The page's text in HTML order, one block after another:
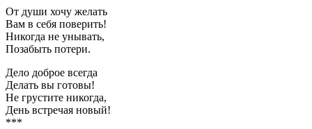
От души хочу желать
Вам в себя поверить!
Никогда не унывать,
Позабыть потери.
Дело доброе всегда
Делать вы готовы!
Не грустите никогда,
День встречая новый!
***